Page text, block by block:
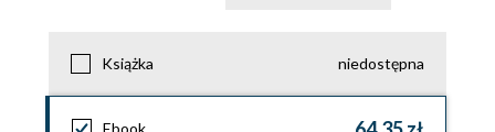
Książka niedostępna
Ebook